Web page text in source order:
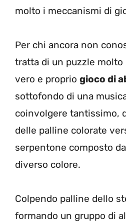
molto i meccanismi di
Per chi ancora non
tratta di un puzzle
vero e proprio gioco di
sottofondo di una
coinvolgere tantissimo,
delle palline colorate
serpentone composto
diverso colore.
Colpendo palline dello
formando un gruppo di